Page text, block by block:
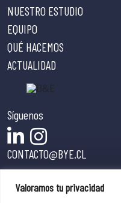
Valoramos tu privacidad
Footer
NUESTRO ESTUDIO
EQUIPO
QUÉ HACEMOS
ACTUALIDAD
Síguenos
CONTACTO@BYE.CL